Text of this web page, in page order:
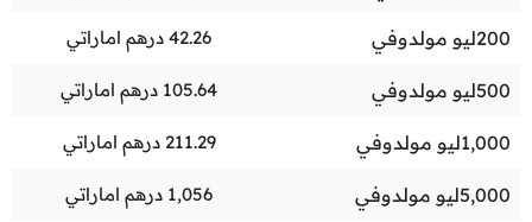
200ليو مولدوفي 42.26 درهم اماراتي
500ليو مولدوفي 105.64 درهم اماراتي
1,000ليو مولدوفي 211.29 درهم اماراتي
5,000ليو مولدوفي 1,056 درهم اماراتي